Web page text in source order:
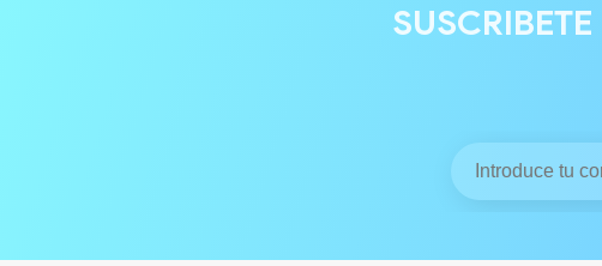
SUSCRIBETE